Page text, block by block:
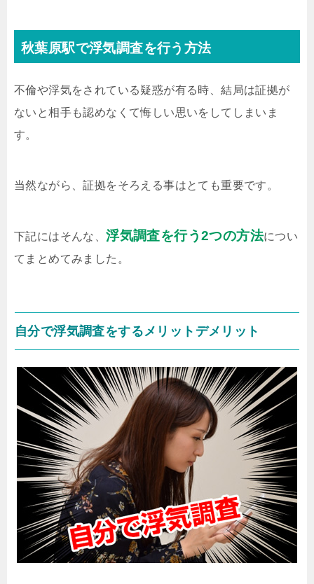
秋葉原駅で浮気調査を行う方法
不倫や浮気をされている疑惑が有る時、結局は証拠が
ないと相手も認めなくて悔しい思いをしてしまいま
す。
当然ながら、証拠をそろえる事はとても重要です。
下記にはそんな、浮気調査を行う2つの方法につい
てまとめてみました。
自分で浮気調査をするメリットデメリット